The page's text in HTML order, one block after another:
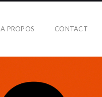
A PROPOS CONTACT